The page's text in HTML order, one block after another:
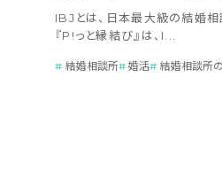
IBJとは、日本最大級の結婚相
『P!っと縁結び』は、I...
結婚相談所 婚活 結婚相談所